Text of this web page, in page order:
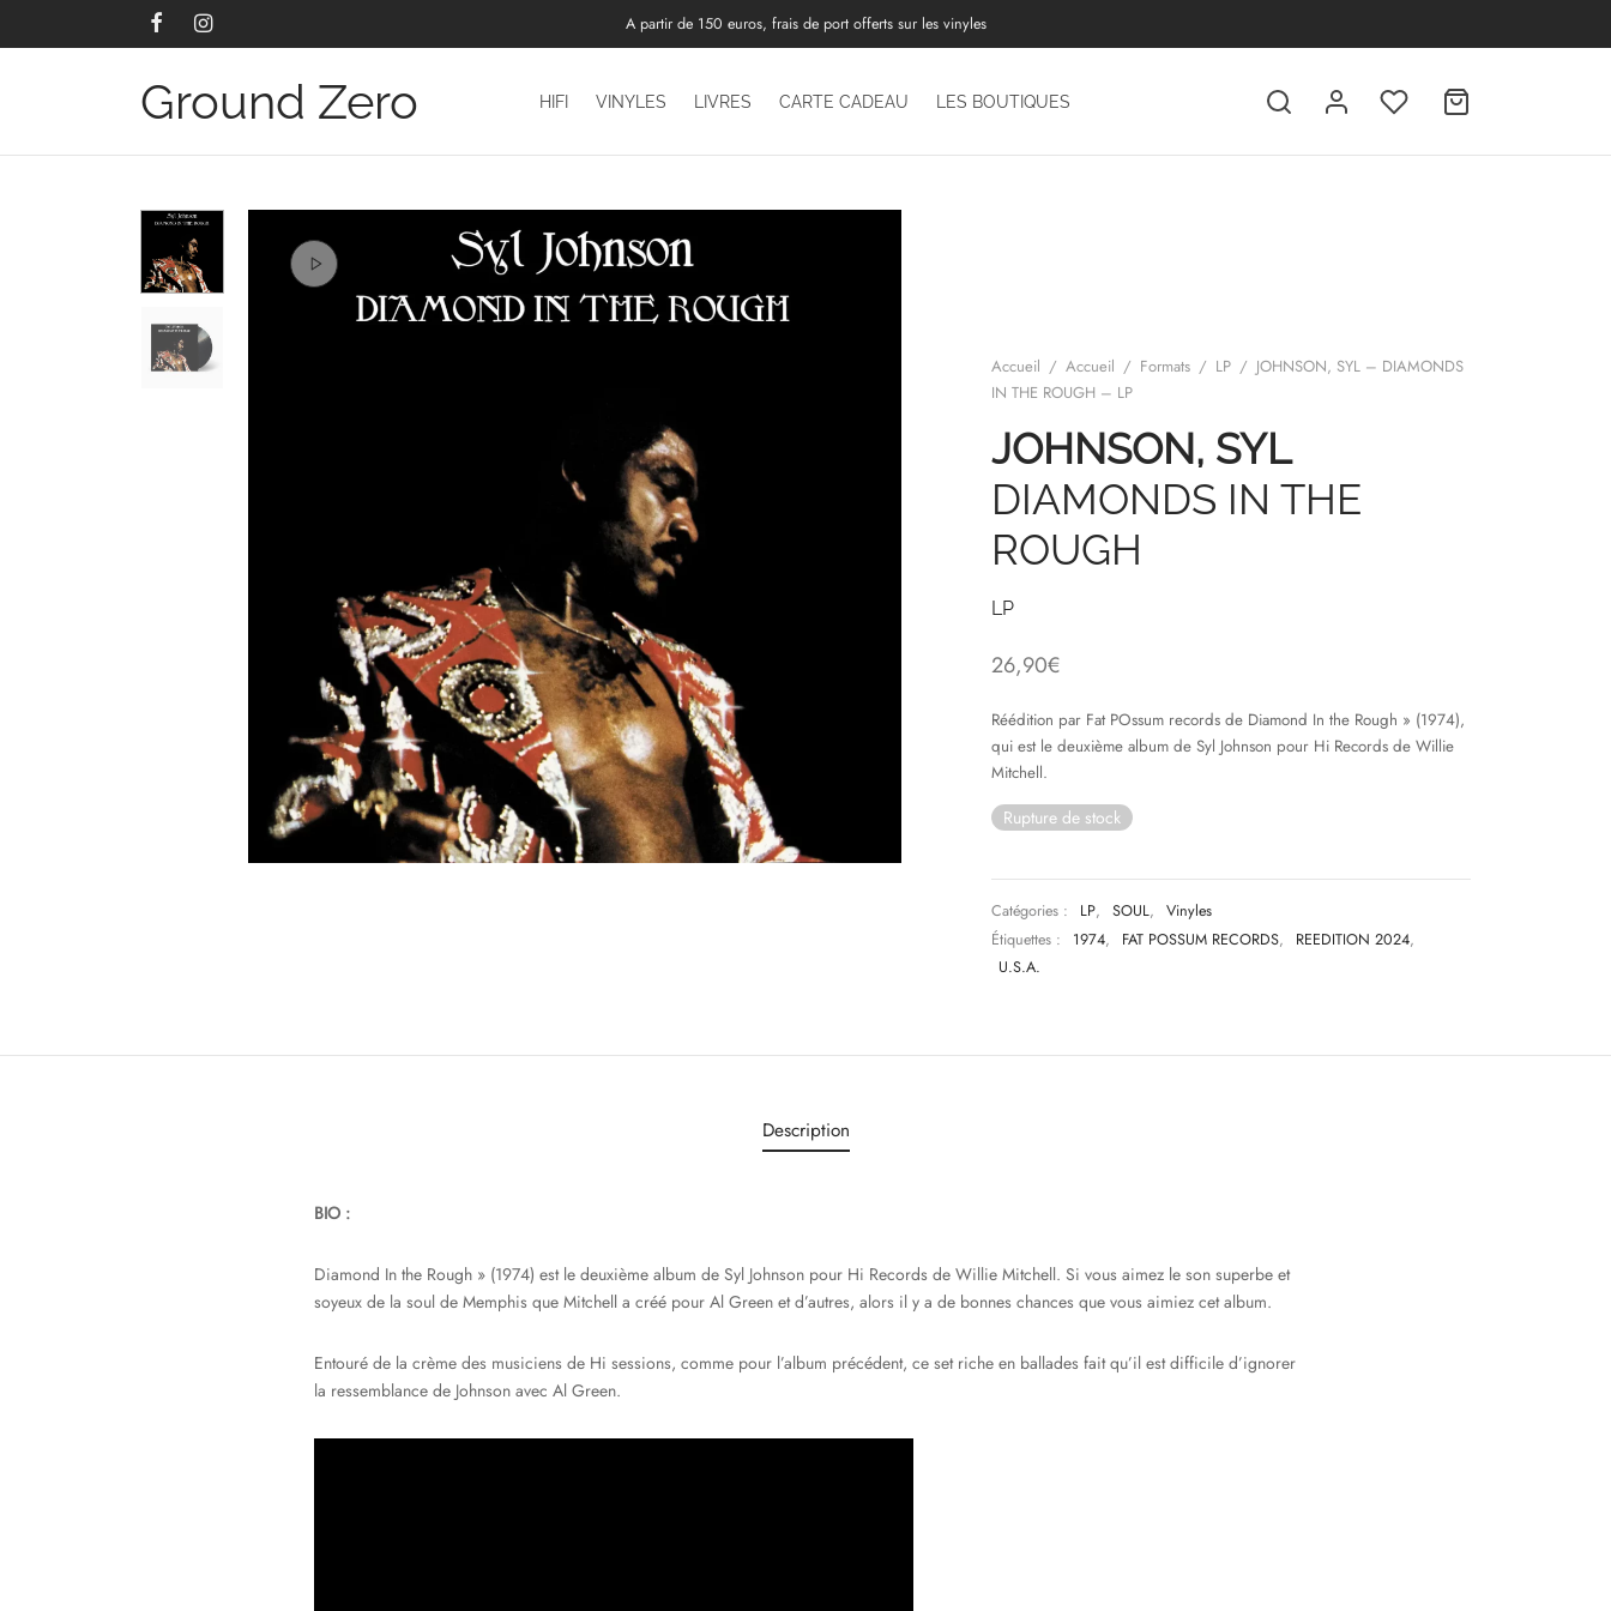
A partir de 150 euros, frais de port offerts sur les vinyles
Ground Zero HIFI VINYLES LIVRES CARTE CADEAU LES BOUTIQUES
Accueil / Accueil / Formats / LP / JOHNSON, SYL – DIAMONDS
IN THE ROUGH – LP
JOHNSON, SYL
DIAMONDS IN THE
ROUGH
LP
26,90€
Réédition par Fat POssum records de Diamond In the Rough » (1974),
qui est le deuxième album de Syl Johnson pour Hi Records de Willie
Mitchell.
Rupture de stock
Catégories : LP, SOUL,
Vinyles
Étiquettes :
1974, FAT POSSUM RECORDS, REEDITION 2024,
U.S.A.
Description
BIO :
Diamond In the Rough » (1974) est le deuxième album de Syl Johnson pour Hi Records de Willie Mitchell. Si vous aimez le son superbe et
soyeux de la soul de Memphis que Mitchell a créé pour Al Green et d’autres, alors il y a de bonnes chances que vous aimiez cet album.
Entouré de la crème des musiciens de Hi sessions, comme pour l’album précédent, ce set riche en ballades fait qu’il est difficile d’ignorer
la ressemblance de Johnson avec Al Green.